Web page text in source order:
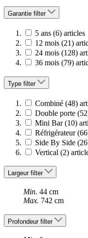
Garantie filter
5 ans (6) articles
12 mois (21)
24 mois (128)
36 mois (79)
Type filter
Combiné (48)
Double porte
Mini Bar (10)
Réfrigérateur
Side By Side
Vertical (2)
Largeur filter
Min. 44 cm
Max. 742 cm
Profondeur filter